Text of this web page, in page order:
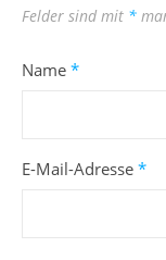
Felder sind mit *
Name *
E-Mail-Adresse *